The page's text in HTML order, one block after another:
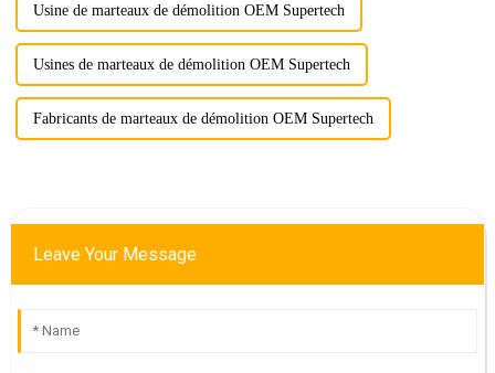
Usine de marteaux de démolition OEM Supertech
Usines de marteaux de démolition OEM Supertech
Fabricants de marteaux de démolition OEM Supertech
Leave Your Message